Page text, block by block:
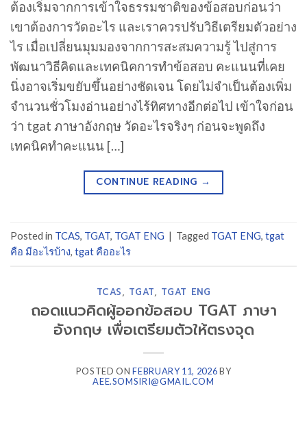
ต้องเริ่มจากการเข้าใจธรรมชาติของข้อสอบก่อนว่า
เขาต้องการวัดอะไร และเราควรปรับวิธีเตรียมตัวอย่าง
ไร เมื่อเปลี่ยนมุมมองจากการสะสมความรู้ ไปสู่การ
พัฒนาวิธีคิดและเทคนิคการทำข้อสอบ คะแนนที่เคย
นิ่งอาจเริ่มขยับขึ้นอย่างชัดเจน โดยไม่จำเป็นต้องเพิ่ม
จำนวนชั่วโมงอ่านอย่างไร้ทิศทางอีกต่อไป เข้าใจก่อน
ว่า tgat ภาษาอังกฤษ วัดอะไรจริงๆ ก่อนจะพูดถึง
เทคนิคทำคะแนน […]
CONTINUE READING →
Posted in TCAS, TGAT, TGAT ENG | Tagged TGAT ENG, tgat
คือ มีอะไรบ้าง, tgat คืออะไร
TCAS, TGAT, TGAT ENG
ถอดแนวคิดผู้ออกข้อสอบ TGAT ภาษา
อังกฤษ เพื่อเตรียมตัวให้ตรงจุด
POSTED ONFEBRUARY 11, 2026BY
AEE.SOMSIRI@GMAIL.COM